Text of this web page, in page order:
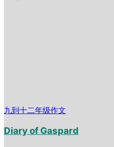
九到十二年级作文
Diary of Gaspard